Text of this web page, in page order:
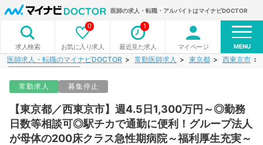
医師の求人・転職・アルバイトはマイナビDOCTOR
求人検索 お気に入り求人
0
最近見た求人
1
マイページ MENU
医師求人・転職のマイナビDOCTOR 常勤医師求人 東京都 西東京市
常勤求人 募集停止
【東京都／西東京市】週4.5日1,300万円～◎勤務
日数等相談可◎駅チカで通勤に便利！グループ法人
が母体の200床クラス急性期病院～福利厚生充実～